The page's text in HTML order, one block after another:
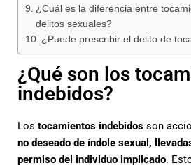
¿Cuál es la diferencia entre
delitos sexuales?
¿Puede prescribir el delito de
¿Qué son los
indebidos?
Los tocamientos indebidos son
no deseado de índole sexual,
permiso del individuo implicado.